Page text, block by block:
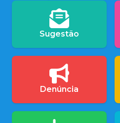
Sugestão
Denúncia